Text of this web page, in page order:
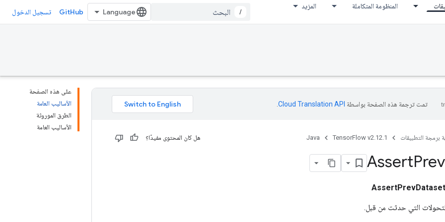
المنظومة المتكاملة المزيد
/
GitHub تسجيل الدخول
على هذه الصفحة
الأساليب العامة
الطرق الموروثة
الأساليب العامة
تمت ترجمة هذه الصفحة بواسطة Cloud Translation API‏
برمجة التطبيقات TensorFlow v2.12.1
Java هل كان المحتوى مفيدًا؟
AssertPrev
AssertPrevDataset
التي حدثت من قبل.